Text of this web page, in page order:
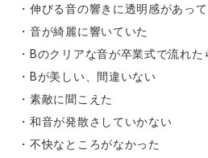
・伸びる音の響きに透明感があっ
・音が綺麗に響いていた
・Bのクリアな音が卒業式で流れ
・Bが美しい、間違いない
・素敵に聞こえた
・和音が発散さしていかない
・不快なところがなかった